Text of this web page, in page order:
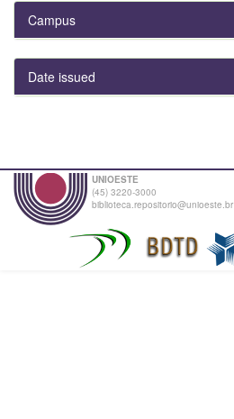
Campus
Date issued
UNIOESTE
(45) 3220-3000
biblioteca.repositorio@unioeste.br